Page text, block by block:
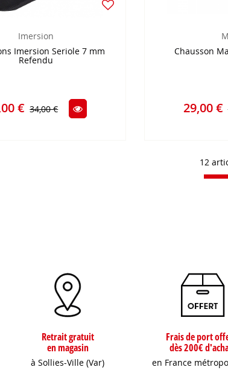
Imersion
Imersion Seriole 7 mm
Refendu
€ 34,00 €
Chausson
29,00 €
12
Retrait gratuit
en magasin
à Sollies-Ville (Var)
Frais de port
dès 200€
en France